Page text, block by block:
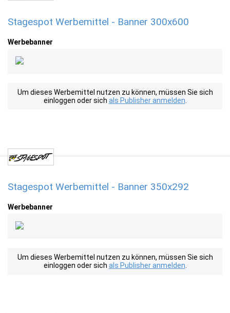
Stagespot Werbemittel - Banner 300x600
Werbebanner
Um dieses Werbemittel nutzen zu können, müssen Sie sich
einloggen oder sich als Publisher anmelden
Stagespot Werbemittel - Banner 350x292
Werbebanner
Um dieses Werbemittel nutzen zu können, müssen Sie sich
einloggen oder sich als Publisher anmelden